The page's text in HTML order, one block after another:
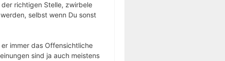
richtigen Stelle, zwirbele
selbst wenn Du sonst
immer das Offensichtliche
sind ja auch meistens